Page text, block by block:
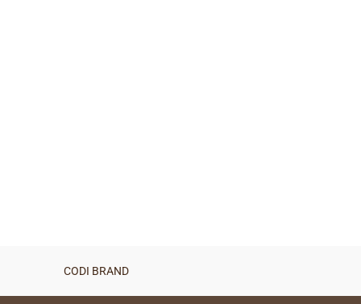
CODI BRAND